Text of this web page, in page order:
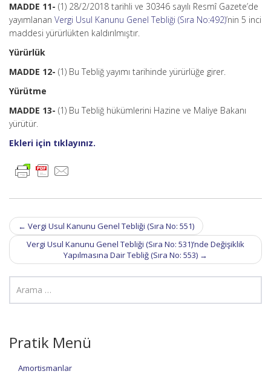
MADDE 11- (1) 28/2/2018 tarihli ve 30346 sayılı Resmî Gazete’de
yayımlanan Vergi Usul Kanunu Genel Tebliği (Sıra No:492)’nin 5 inci
maddesi yürürlükten kaldırılmıştır.
Yürürlük
MADDE 12- (1) Bu Tebliğ yayımı tarihinde yürürlüğe girer.
Yürütme
MADDE 13- (1) Bu Tebliğ hükümlerini Hazine ve Maliye Bakanı
yürütür.
Ekleri için tıklayınız.
Post
navigation
← Vergi Usul Kanunu Genel Tebliği (Sıra No: 551)
Vergi Usul Kanunu Genel Tebliği (Sıra No: 531)’nde Değişiklik
Yapılmasına Dair Tebliğ (Sıra No: 553) →
Pratik Menü
Amortismanlar